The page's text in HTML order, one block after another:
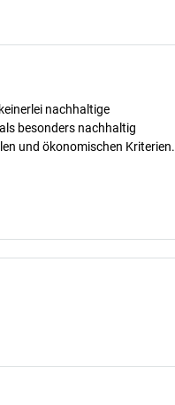
nachhaltige
besonders nachhaltig
und ökonomischen Kriterien.